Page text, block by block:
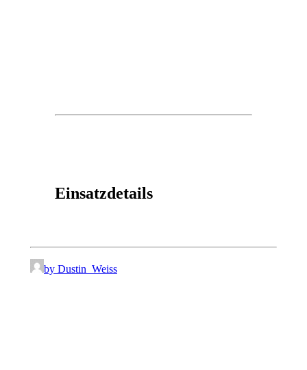
Einsatzdetails
by Dustin_Weiss